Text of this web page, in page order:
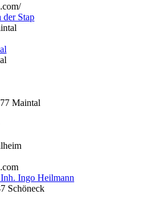
der Stap
Maintal
Ingo Heilmann
Schöneck